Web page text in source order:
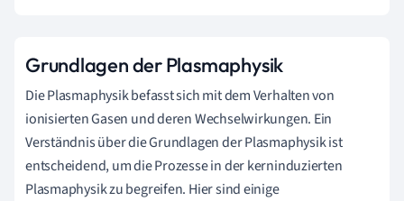
Grundlagen der Plasmaphysik
Die Plasmaphysik befasst sich mit dem Verhalten von
ionisierten Gasen und deren Wechselwirkungen. Ein
Verständnis über die Grundlagen der Plasmaphysik ist
entscheidend, um die Prozesse in der kerninduzierten
Plasmaphysik zu begreifen. Hier sind einige